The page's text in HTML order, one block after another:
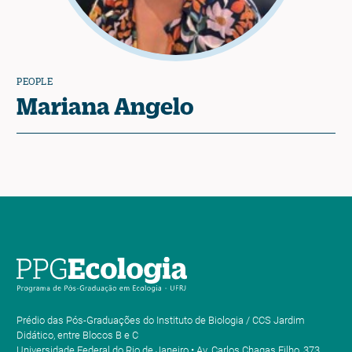
PEOPLE
Mariana Angelo
Prédio das Pós-Graduações do Instituto de Biologia / CCS Jardim
Didático, entre Blocos B e C